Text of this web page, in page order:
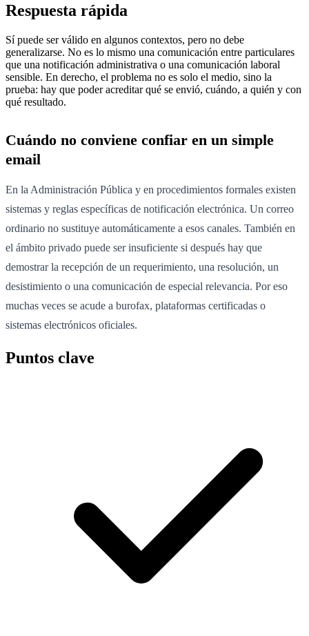
Respuesta rápida
Sí puede ser válido en algunos contextos, pero no debe
generalizarse. No es lo mismo una comunicación entre particulares
que una notificación administrativa o una comunicación laboral
sensible. En derecho, el problema no es solo el medio, sino la
prueba: hay que poder acreditar qué se envió, cuándo, a quién y con
qué resultado.
Cuándo no conviene confiar en un simple
email
En la Administración Pública y en procedimientos formales existen
sistemas y reglas específicas de notificación electrónica. Un correo
ordinario no sustituye automáticamente a esos canales. También en
el ámbito privado puede ser insuficiente si después hay que
demostrar la recepción de un requerimiento, una resolución, un
desistimiento o una comunicación de especial relevancia. Por eso
muchas veces se acude a burofax, plataformas certificadas o
sistemas electrónicos oficiales.
Puntos clave